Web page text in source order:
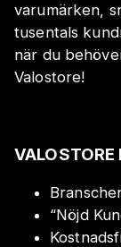
varumärken,
tusentals
när du
Valostore!
VALOSTORE
“Nöjd